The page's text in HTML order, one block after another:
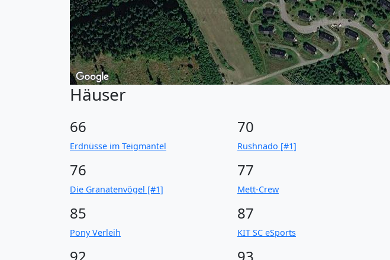
Häuser
66
Erdnüsse im Teigmantel
70
Rushnado [#1]
76
Die Granatenvögel [#1]
77
Mett-Crew
85
Pony Verleih
87
KIT SC eSports